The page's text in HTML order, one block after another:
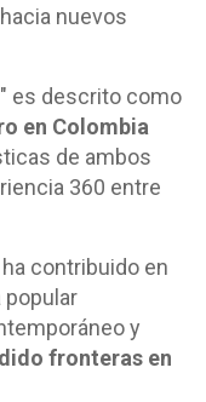
nuevos
es descrito como
en Colombia
de ambos
360 entre
contribuido en
popular
y
fronteras en